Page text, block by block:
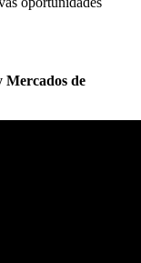
Mercados de